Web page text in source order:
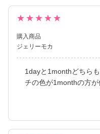
しのカラコンです。
★★★★★
購入商品
ジェリーモカ
1dayと1monthどちら
チの色が1monthの方が